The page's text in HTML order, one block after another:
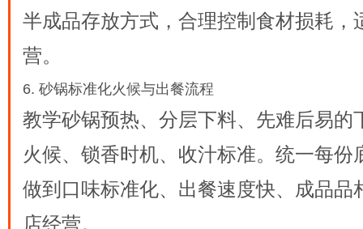
半成品存放方式，合理控制食材损耗，
营。
6. 砂锅标准化火候与出餐流程
教学砂锅预热、分层下料、先难后易的
火候、锁香时机、收汁标准。统一每份
做到口味标准化、出餐速度快、成品品
店经营。